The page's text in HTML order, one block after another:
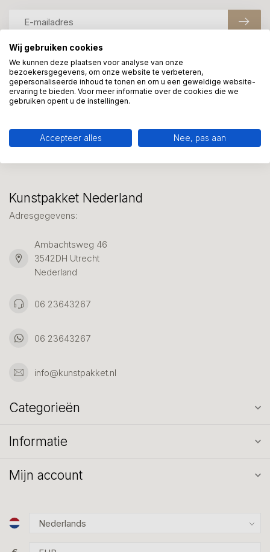
Meer informatie?
We helpen graag met uw keuze of geven advies, bel of app
ons 7 dagen per week: 06-23643267
Klantenservice
Kunstpakket Nederland
Adresgegevens:
Ambachtsweg 46
3542DH Utrecht
Nederland
06 23643267
06 23643267
info@kunstpakket.nl
Categorieën
Informatie
Mijn account
Wij gebruiken cookies
We kunnen deze plaatsen voor analyse van onze
bezoekersgegevens, om onze website te verbeteren,
gepersonaliseerde inhoud te tonen en om u een geweldige website-
ervaring te bieden. Voor meer informatie over de cookies die we
gebruiken opent u de instellingen.
Accepteer alles Nee, pas aan